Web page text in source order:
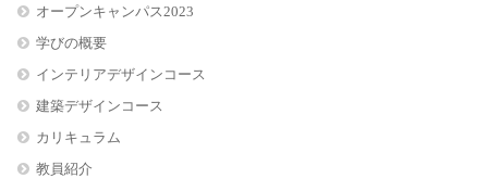
オープンキャンパス2023
学びの概要
インテリアデザインコース
建築デザインコース
カリキュラム
教員紹介